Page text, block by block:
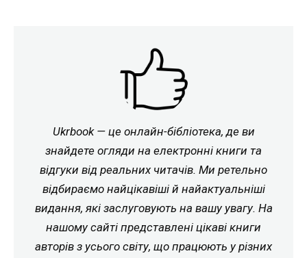
Ukrbook — це онлайн-бібліотека, де ви
знайдете огляди на електронні книги та
відгуки від реальних читачів. Ми ретельно
відбираємо найцікавіші й найактуальніші
видання, які заслуговують на вашу увагу. На
нашому сайті представлені цікаві книги
авторів з усього світу, що працюють у різних